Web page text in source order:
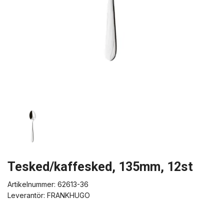
Tesked/kaffesked, 135mm, 12st
Artikelnummer: 62613-36
Leverantör: FRANKHUGO